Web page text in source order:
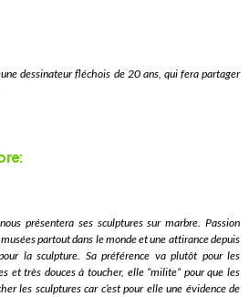
dessinateur fléchois de 20 ans, qui fera partager
présentera ses sculptures sur marbre. Passion
partout dans le monde et une attirance depuis
la sculpture. Sa préférence va plutôt pour les
et très douces à toucher, elle “milite” pour que les
les sculptures car c’est pour elle une évidence de